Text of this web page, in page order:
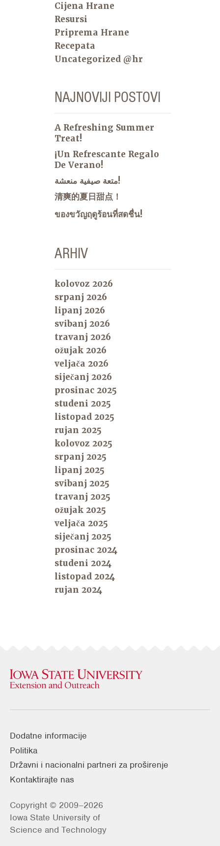
Cijena Hrane
Resursi
Priprema Hrane
Recepata
Uncategorized @hr
NAJNOVIJI POSTOVI
A Refreshing Summer
Treat!
¡Un Refrescante Regalo
De Verano!
متعة صيفية منعشة!
清爽的夏日甜点！
ของขวัญฤดูร้อนที่สดชื่น!
ARHIV
kolovoz 2026
srpanj 2026
lipanj 2026
svibanj 2026
travanj 2026
ožujak 2026
veljača 2026
siječanj 2026
prosinac 2025
studeni 2025
listopad 2025
rujan 2025
kolovoz 2025
srpanj 2025
lipanj 2025
svibanj 2025
travanj 2025
ožujak 2025
veljača 2025
siječanj 2025
prosinac 2024
studeni 2024
listopad 2024
rujan 2024
Dodatne informacije
Politika
Državni i nacionalni partneri za proširenje
Kontaktirajte nas
Copyright © 2009–2026
Iowa State University of
Science and Technology